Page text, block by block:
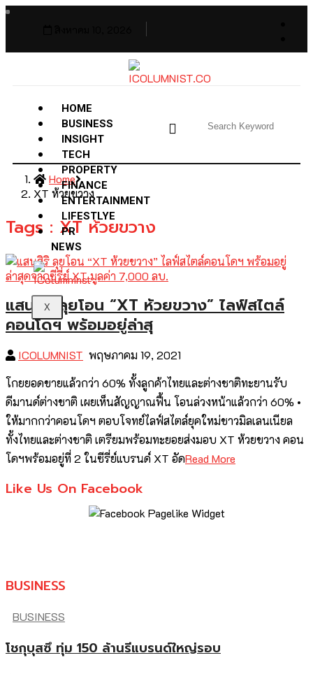
HOME
BUSINESS
INSIGHT
TECH
PROPERTY
FINANCE
ENTERTAINMENT
LIFESTLYE
PR
NEWS
X
Home
XT ห้วยขวาง
Tags : XT ห้วยขวาง
แสนสิริ ลุยโอน “XT ห้วยขวาง” ไลฟ์สไตล์
คอนโดฯ พร้อมอยู่ล่าสุ
ICOLUMNIST พฤษภาคม 19, 2021
โกยยอดขายแล้วกว่า 60% ทั้งลูกค้าไทยและต่างชาติทะยานรับ
ดีมานด์ต่างชาติ เผยเห็นสัญญาณฟื้น โอนล่วงหน้าแล้วกว่า 60% •
ให้มากกว่าคอนโดฯ ตอบโจทย์ไลฟ์สไตล์ยุคใหม่ชาวมิลเลนเนียล
ทั้งไทยและต่างชาติ เตรียมพร้อมทะยอยส่งมอบ XT ห้วยขวาง คอน
โดฯพร้อมอยู่ที่ 2 ในซีรี่ย์แบรนด์ XT อัดRead More
Like Us On Facebook
BUSINESS
BUSINESS
โชกุบุสซึ ทุ่ม 150 ล้านรีแบรนด์ใหญ่รอบ